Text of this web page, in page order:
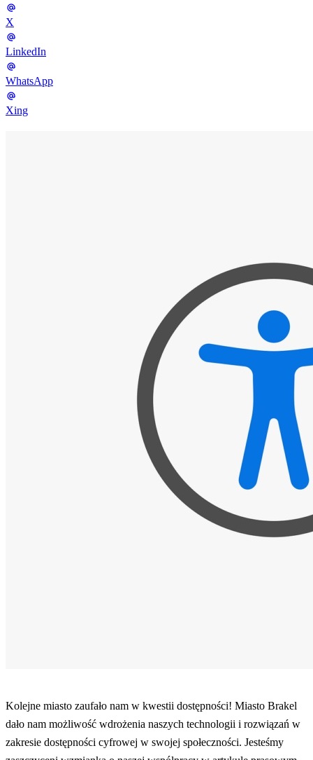
X
LinkedIn
WhatsApp
Xing
Kolejne miasto zaufało nam w kwestii dostępności! Miasto Brakel
dało nam możliwość wdrożenia naszych technologii i rozwiązań w
zakresie dostępności cyfrowej w swojej społeczności. Jesteśmy